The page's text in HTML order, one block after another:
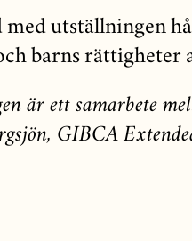
med utställningen
barns rättigheter
är ett samarbete
GIBCA